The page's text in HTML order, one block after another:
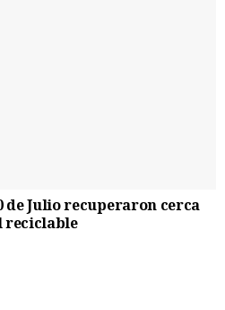
de Julio recuperaron cerca
reciclable